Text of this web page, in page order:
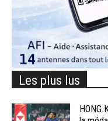
Les plus lus
HONG